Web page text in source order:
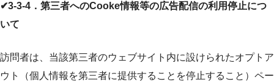
✔3-3-4．第三者へのCooke情報等の広告配信の利用停止につ
いて
訪問者は、当該第三者のウェブサイト内に設けられたオプトア
ウト（個人情報を第三者に提供することを停止すること）ペー